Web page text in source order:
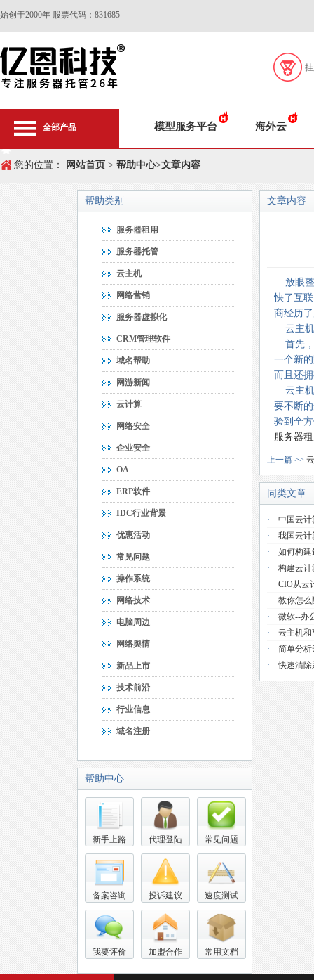
始创于2000年 股票代码：831685
全部产品 模型服务平台 海外云
您的位置： 网站首页 > 帮助中心>文章内容
帮助类别
服务器租用
服务器托管
云主机
网络营销
服务器虚拟化
CRM管理软件
域名帮助
网游新闻
云计算
网络安全
企业安全
OA
ERP软件
IDC行业背景
优惠活动
常见问题
操作系统
网络技术
电脑周边
网络舆情
新品上市
技术前沿
行业信息
域名注册
帮助中心
新手上路 代理登陆 常见问题
备案咨询 投诉建议 速度测试
我要评价 加盟合作 常用文档
文章内容
放眼整
快了互
商经历
云主机
首先，
一个新
而且还
云主机
要不断
验到全
服务器
上一篇 >>
同类文章
· 中国云计
· 我国云计
· 如何构建
· 构建云计
· CIO从云
· 教你怎么
· 微软--办
· 云主机和
· 简单分析
·快速清除